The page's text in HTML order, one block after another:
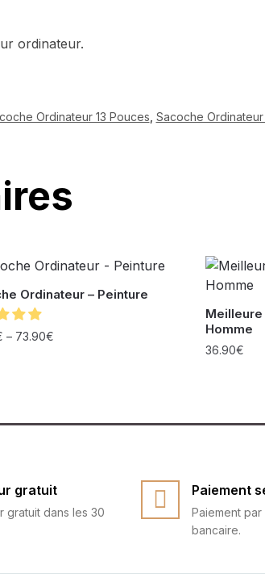
ordinateur.
Ordinateur 13 Pouces Sacoche
Ordinateur – Peinture
– 73.90€
Homme
36.90€
gratuit
gratuit dans les 30
Paiement
Paiement par
bancaire.